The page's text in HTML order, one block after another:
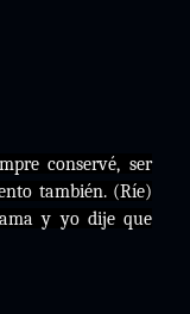
conservé, ser
también. (Ríe)
y yo dije que